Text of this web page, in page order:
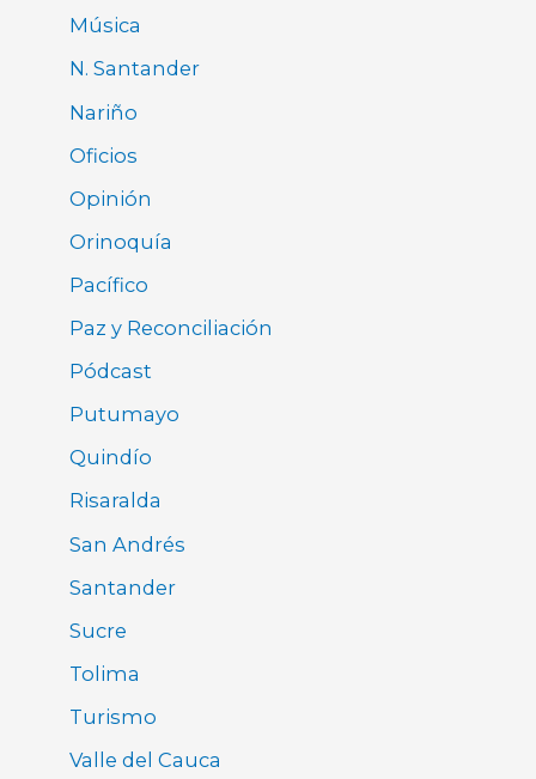
Música
N. Santander
Nariño
Oficios
Opinión
Orinoquía
Pacífico
Paz y Reconciliación
Pódcast
Putumayo
Quindío
Risaralda
San Andrés
Santander
Sucre
Tolima
Turismo
Valle del Cauca